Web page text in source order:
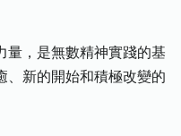
量，是無數精神實踐的基
、新的開始和積極改變的